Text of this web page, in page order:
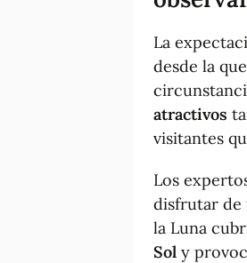
La
desde la
atractivos
visitantes
Los
disfrutar de
la Luna
Sol y